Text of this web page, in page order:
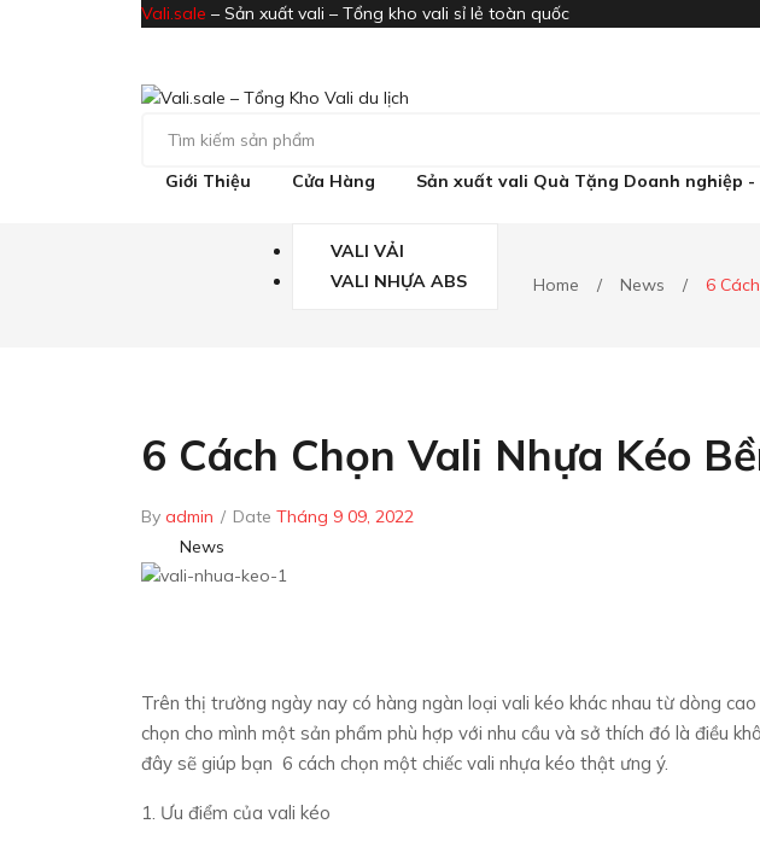
Vali.sale – Sản xuất vali – Tổng kho vali sỉ lẻ toàn quốc
Giới Thiệu Cửa Hàng
VALI VẢI
VALI NHỰA ABS
Sản xuất vali Quà Tặng Doanh nghiệp
Home / News / 6
6 Cách Chọn Vali Nhựa Kéo
By admin / Date Tháng 9 09, 2022
News
Trên thị trường ngày nay có hàng ngàn loại vali kéo khác nhau từ dòng
chọn cho mình một sản phẩm phù hợp với nhu cầu và sở thích đó là điều
đây sẽ giúp bạn 6 cách chọn một chiếc vali nhựa kéo thật ưng ý.
1. Ưu điểm của vali kéo